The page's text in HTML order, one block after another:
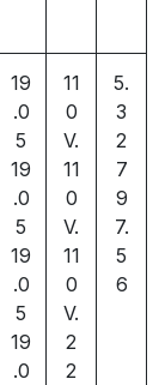
19
.0
5
19
.0
5
19
.0
5
19
.0
11
0
V.
11
0
V.
11
0
V.
2
2
5.
3
2
7
9
7.
5
6